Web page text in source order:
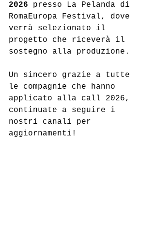
2026 presso La Pelanda di
RomaEuropa Festival, dove
verrà selezionato il
progetto che riceverà il
sostegno alla produzione.
Un sincero grazie a tutte
le compagnie che hanno
applicato alla call 2026,
continuate a seguire i
nostri canali per
aggiornamenti!